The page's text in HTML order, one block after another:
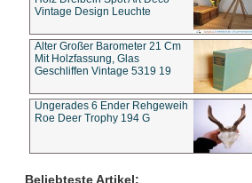
Vintage Design Leuchte
Alter Großer Barometer 21 Cm
Mit Holzfassung, Glas
Geschliffen Vintage 5319 19
Ungerades 6 Ender Rehgeweih
Roe Deer Trophy 194 G
Beliebteste Artikel: